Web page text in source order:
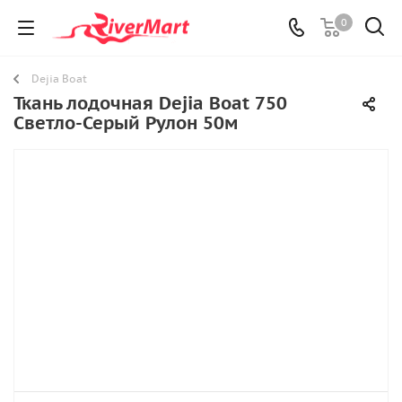
0
Dejia Boat
Ткань лодочная Dejia Boat 750
Светло-Серый Рулон 50м